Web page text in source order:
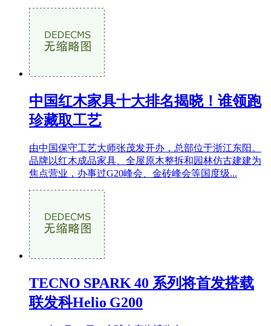
中国红木家具十大排名揭晓！谁领跑
珍藏取工艺
由中国保守工艺大师张茂发开办，总部位于浙江东阳。
品牌以红木成品家具、全屋原木整拆和园林仿古建建为
焦点营业，办事过G20峰会、金砖峰会等国度级...
TECNO SPARK 40 系列将首发搭载
联发科Helio G200